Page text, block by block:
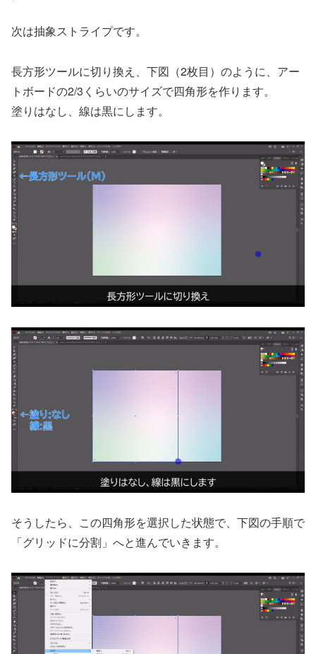
次は抽象ストライプです。
長方形ツールに切り換え、下図（2枚目）のように、アー
トボードの2/3くらいのサイズで四角形を作ります。
塗りはなし、線は黒にします。
そうしたら、この四角形を選択した状態で、下図の手順で
「グリッドに分割」へと進んでいきます。